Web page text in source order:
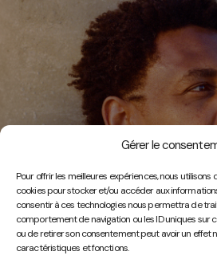
Gérer le
Pour offrir les meilleures expériences, nous utilisons
cookies pour stocker et/ou accéder aux
consentir à ces technologies nous permettra de
comportement de navigation ou les ID uniques sur
ou de retirer son consentement peut avoir un effet
caractéristiques et fonctions.
Play
Video